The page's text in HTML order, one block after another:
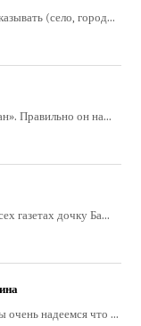
(село, город...
Правильно он на...
газетах дочку Ба...
надеемся что ...